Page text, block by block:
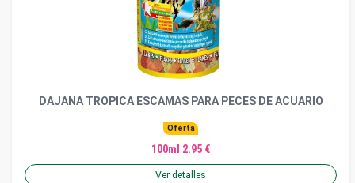
DAJANA TROPICA ESCAMAS PARA PECES DE ACUARIO
Oferta
100ml 2.95 €
Ver detalles